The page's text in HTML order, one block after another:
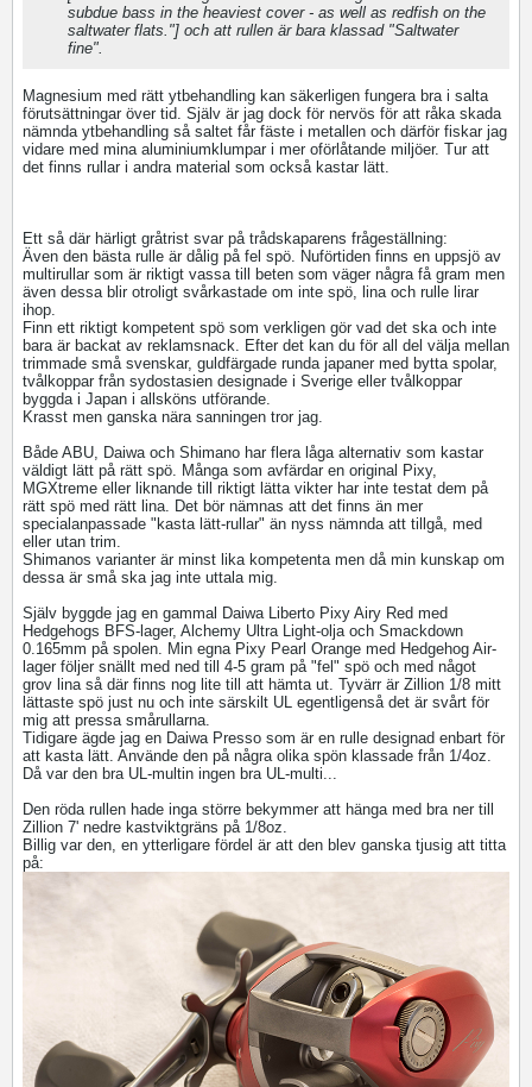
subdue bass in the heaviest cover - as well as redfish on the
saltwater flats."] och att rullen är bara klassad "Saltwater
fine".
Magnesium med rätt ytbehandling kan säkerligen fungera bra i salta
förutsättningar över tid. Själv är jag dock för nervös för att råka skada
nämnda ytbehandling så saltet får fäste i metallen och därför fiskar jag
vidare med mina aluminiumklumpar i mer oförlåtande miljöer. Tur att
det finns rullar i andra material som också kastar lätt.
Ett så där härligt gråtrist svar på trådskaparens frågeställning:
Även den bästa rulle är dålig på fel spö. Nuförtiden finns en uppsjö av
multirullar som är riktigt vassa till beten som väger några få gram men
även dessa blir otroligt svårkastade om inte spö, lina och rulle lirar
ihop.
Finn ett riktigt kompetent spö som verkligen gör vad det ska och inte
bara är backat av reklamsnack. Efter det kan du för all del välja mellan
trimmade små svenskar, guldfärgade runda japaner med bytta spolar,
tvålkoppar från sydostasien designade i Sverige eller tvålkoppar
byggda i Japan i allsköns utförande.
Krasst men ganska nära sanningen tror jag.
Både ABU, Daiwa och Shimano har flera låga alternativ som kastar
väldigt lätt på rätt spö. Många som avfärdar en original Pixy,
MGXtreme eller liknande till riktigt lätta vikter har inte testat dem på
rätt spö med rätt lina. Det bör nämnas att det finns än mer
specialanpassade "kasta lätt-rullar" än nyss nämnda att tillgå, med
eller utan trim.
Shimanos varianter är minst lika kompetenta men då min kunskap om
dessa är små ska jag inte uttala mig.
Själv byggde jag en gammal Daiwa Liberto Pixy Airy Red med
Hedgehogs BFS-lager, Alchemy Ultra Light-olja och Smackdown
0.165mm på spolen. Min egna Pixy Pearl Orange med Hedgehog Air-
lager följer snällt med ned till 4-5 gram på "fel" spö och med något
grov lina så där finns nog lite till att hämta ut. Tyvärr är Zillion 1/8 mitt
lättaste spö just nu och inte särskilt UL egentligenså det är svårt för
mig att pressa smårullarna.
Tidigare ägde jag en Daiwa Presso som är en rulle designad enbart för
att kasta lätt. Använde den på några olika spön klassade från 1/4oz.
Då var den bra UL-multin ingen bra UL-multi...
Den röda rullen hade inga större bekymmer att hänga med bra ner till
Zillion 7' nedre kastviktgräns på 1/8oz.
Billig var den, en ytterligare fördel är att den blev ganska tjusig att titta
på: